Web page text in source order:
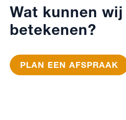
Wat kunnen
betekenen?
PLAN EEN AFSPRAAK